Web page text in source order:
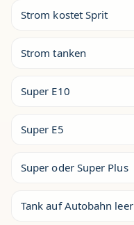
Strom kostet Sprit
Strom tanken
Super E10
Super E5
Super oder Super Plus
Tank auf Autobahn leer